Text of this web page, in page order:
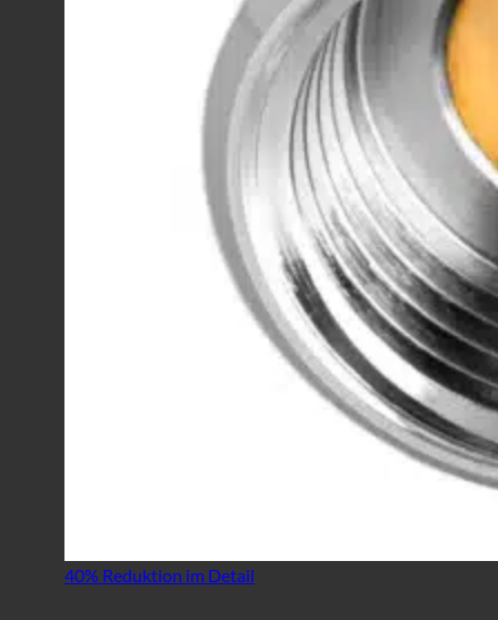
40% Reduktion im Detail